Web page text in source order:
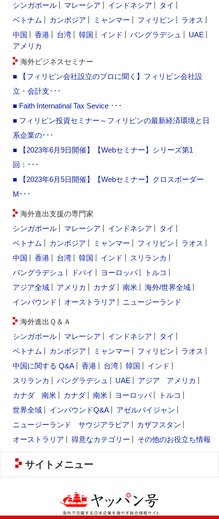
シンガポール
マレーシア インドネシア
タイ
ベトナム
カンボジア ミャンマー フィリピン
ラオス
中国
香港 台湾 韓国 インド バングラデシュ
UAE
アメリカ
海外ビジネスセミナー
■ 【フィリピン会社設立のプロに聞く】フィリピン会社設
立・会計支･･･
■ Faith Internatinal Tax Sevice ･･･
■ フィリピン投資セミナー～フィリピンの最新経済環境と日
系企業の･･･
■ 【2023年6月9日開催】【Webセミナー】シリーズ第1
回：･･･
■ 【2023年6月5日開催】【Webセミナー】クロスボーダー
M･･･
海外進出支援の専門家
シンガポール
マレーシア インドネシア
タイ
ベトナム
カンボジア ミャンマー フィリピン
ラオス
中国
香港 台湾 韓国 インド
スリランカ
バングラデシュ
ドバイ ヨーロッパ
トルコ
アジア全域
アメリカ カナダ 南米
海外/世界全域
インバウンド
オーストラリア ニュージーランド
海外進出Ｑ＆Ａ
シンガポール
マレーシア インドネシア
タイ
ベトナム
カンボジア ミャンマー フィリピン
ラオス
中国に関する Q&A
香港 台湾 韓国
インド
スリランカ
バングラデシュ UAE アジア
アメリカ
カナダ
南米 カナダ 南米 ヨーロッパ
トルコ
世界全域
インバウンドQ&A
アゼルバイジャン
ニュージーランド
サウジアラビア
カザフスタン
オーストラリア
得意なカテゴリー その他のお役立ち情報
サイトメニュー